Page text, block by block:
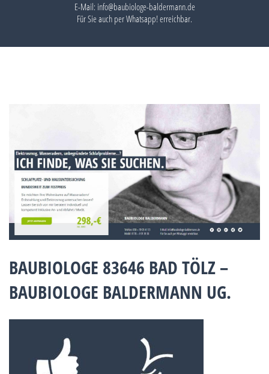
E-Mail: info@baubiologe-baldermann.de
Für Sie auch perWhatsapp!erreichbar.
BAUBIOLOGE 83646 BAD TÖLZ –
BAUBIOLOGE BALDERMANN UG.